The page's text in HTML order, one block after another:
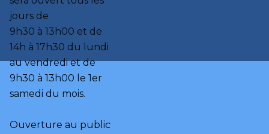
jours de
9h30 à 13h00 et de
14h à 17h30 du lundi
au vendredi et de
9h30 à 13h00 le 1er
samedi du mois.
Ouverture au public